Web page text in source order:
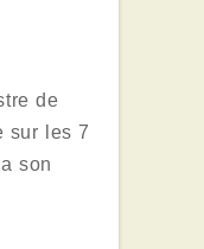
de
sur les 7
son